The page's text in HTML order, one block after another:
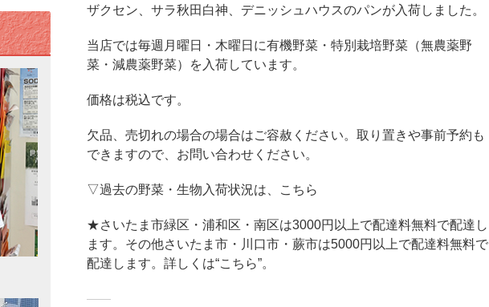
ザクセン、サラ秋田白神、デニッシュハウスのパンが入荷しました。
当店では毎週月曜日・木曜日に有機野菜・特別栽培野菜（無農薬野
菜・減農薬野菜）を入荷しています。
価格は税込です。
欠品、売切れの場合の場合はご容赦ください。取り置きや事前予約も
できますので、お問い合わせください。
▽過去の野菜・生物入荷状況は、こちら
★さいたま市緑区・浦和区・南区は3000円以上で配達料無料で配達し
ます。その他さいたま市・川口市・蕨市は5000円以上で配達料無料で
配達します。詳しくは“こちら”。